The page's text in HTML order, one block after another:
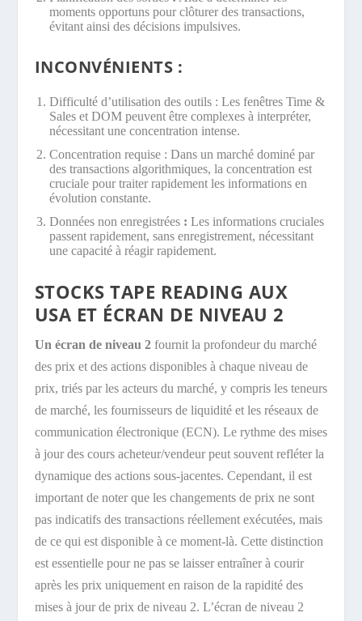
moments opportuns pour clôturer des transactions,
évitant ainsi des décisions impulsives.
INCONVÉNIENTS :
Difficulté d’utilisation des outils : Les fenêtres Time &
Sales et DOM peuvent être complexes à interpréter,
nécessitant une concentration intense.
Concentration requise : Dans un marché dominé par
des transactions algorithmiques, la concentration est
cruciale pour traiter rapidement les informations en
évolution constante.
Données non enregistrées: Les informations cruciales
passent rapidement, sans enregistrement, nécessitant
une capacité à réagir rapidement.
STOCKS TAPE READING AUX
USA ET ÉCRAN DE NIVEAU 2
Un écran de niveau 2fournit la profondeur du marché
des prix et des actions disponibles à chaque niveau de
prix, triés par les acteurs du marché, y compris les teneurs
de marché, les fournisseurs de liquidité et les réseaux de
communication électronique (ECN). Le rythme des mises
à jour des cours acheteur/vendeur peut souvent refléter la
dynamique des actions sous-jacentes. Cependant, il est
important de noter que les changements de prix ne sont
pas indicatifs des transactions réellement exécutées, mais
de ce qui est disponible à ce moment-là. Cette distinction
est essentielle pour ne pas se laisser entraîner à courir
après les prix uniquement en raison de la rapidité des
mises à jour de prix de niveau 2. L’écran de niveau 2